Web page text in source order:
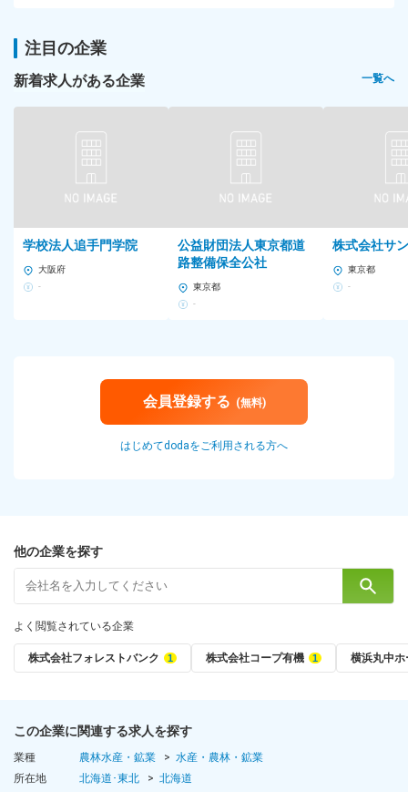
注目の企業
新着求人がある企業 一覧へ
学校法人追手門学院
大阪府
-
公益財団法人東京都道
路整備保全公社
東京都
-
株式会社サ
東京都
-
会員登録する (無料)
はじめてdodaをご利用される方へ
他の企業を探す
よく閲覧されている企業
株式会社フォレストバンク 株式会社コープ有機 横浜丸中
この企業に関連する求人を探す
業種 農林水産・鉱業
水産・農林・鉱業
所在地
北海道･東北 北海道